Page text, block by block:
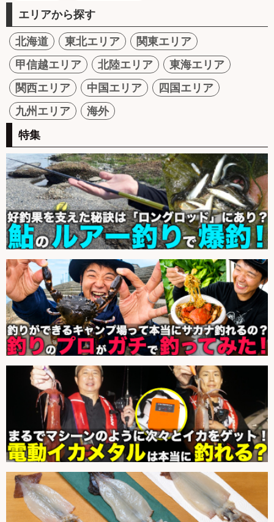
エリアから探す
北海道 東北エリア
関東エリア
甲信越エリア
北陸エリア
東海エリア
関西エリア
中国エリア
四国エリア
九州エリア
海外
特集